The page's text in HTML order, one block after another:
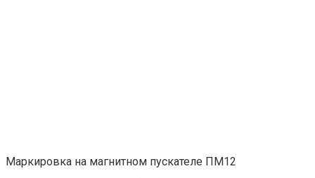
Маркировка на магнитном пускателе ПМ12